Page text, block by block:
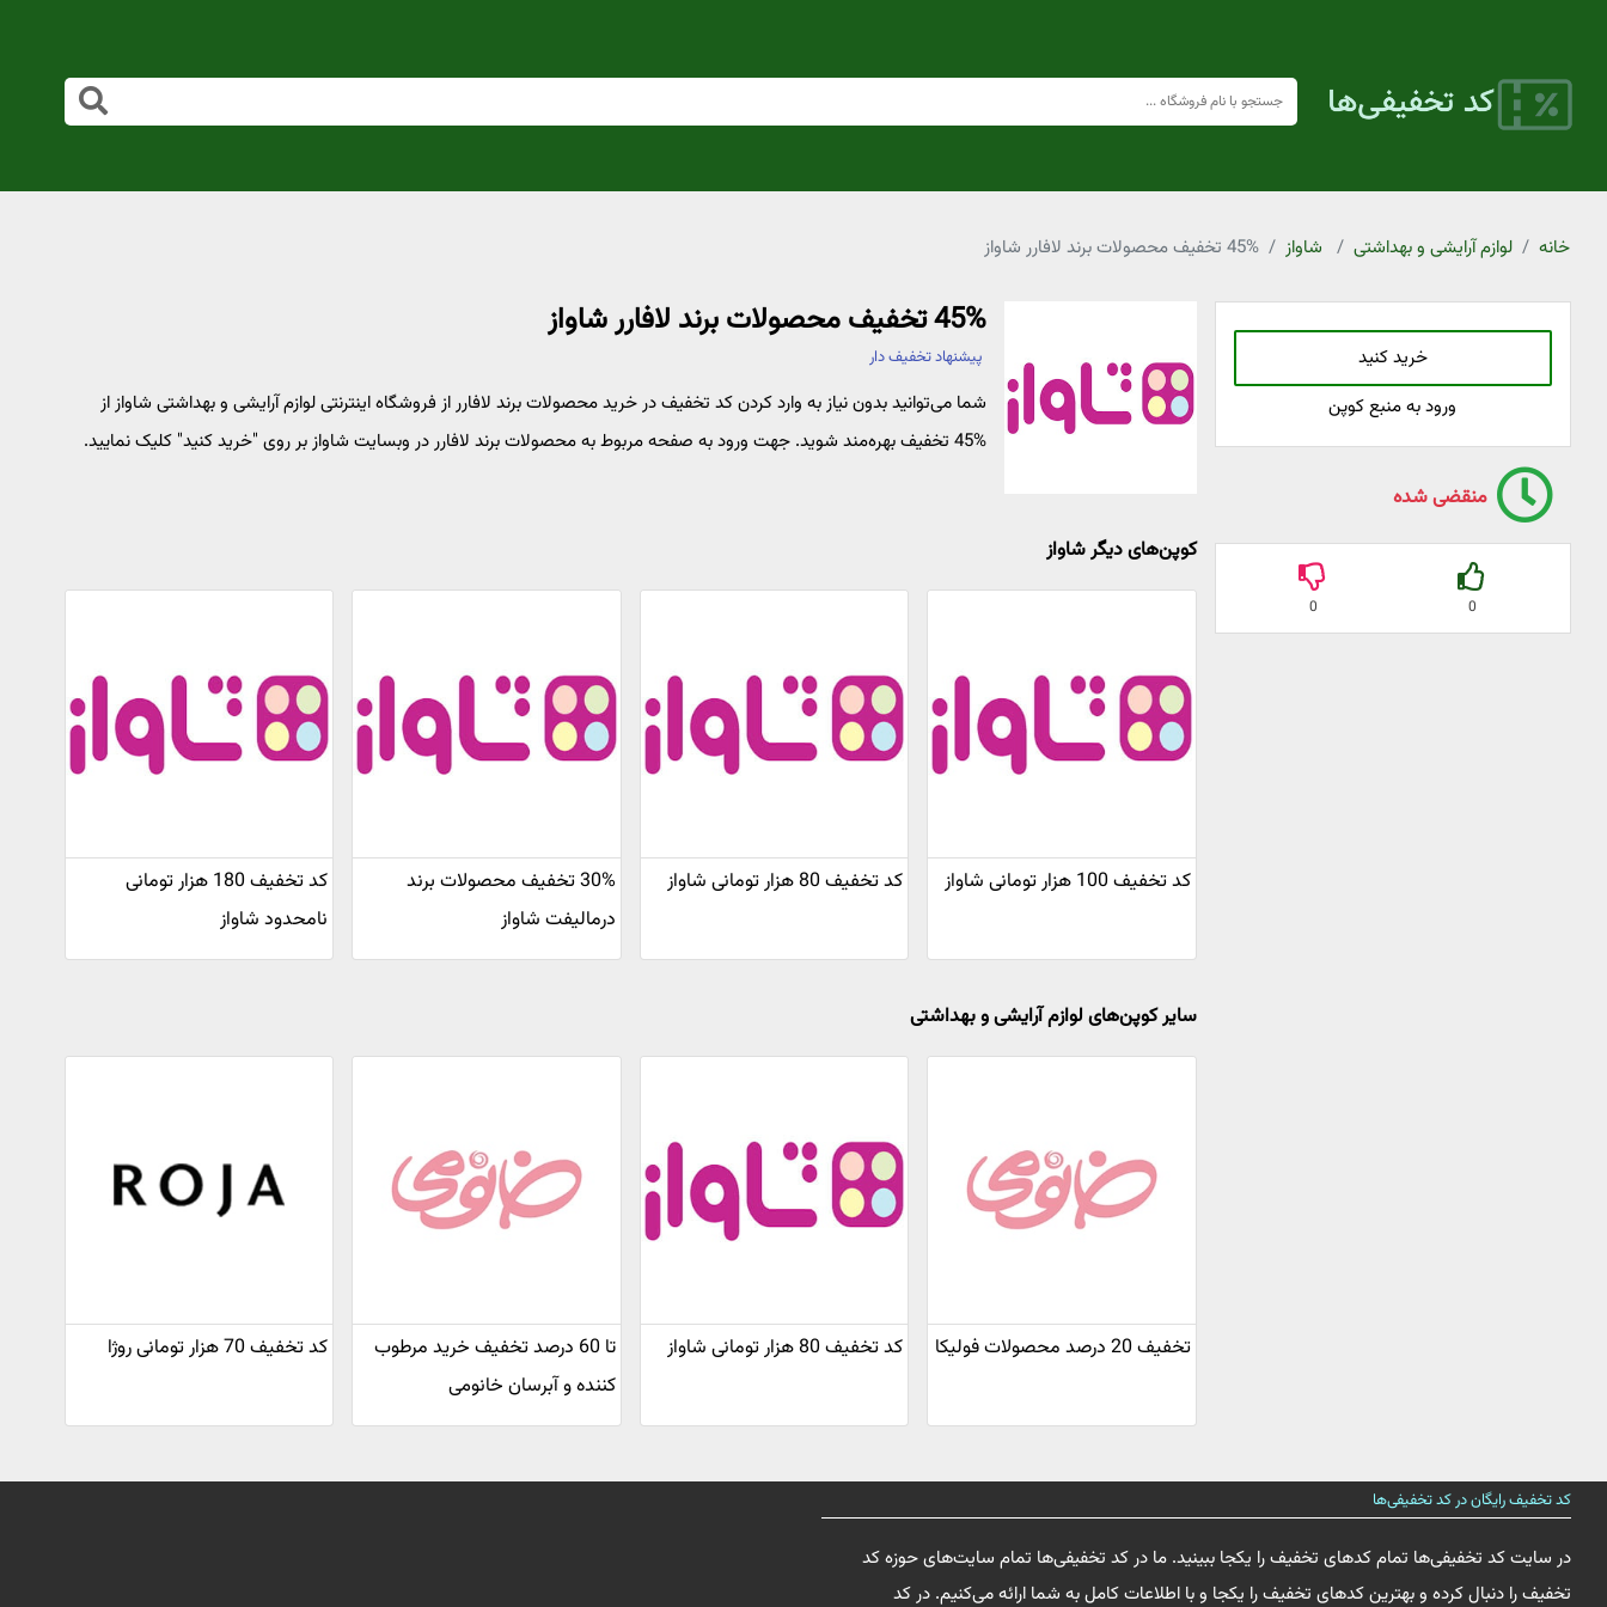
خانه لوازم آرایشی و بهداشتی شاواز 45% تخفیف محصولات برند لافارر شاواز
خرید کنید
ورود به منبع کوپن
منقضی شده
0
0
45% تخفیف محصولات برند لافارر شاواز
پیشنهاد تخفیف دار
شما می‌توانید بدون نیاز به وارد کردن کد تخفیف در خرید محصولات برند لافارر از فروشگاه اینترنتی لوازم آرایشی و بهداشتی شاواز از
%45 تخفیف بهره‌مند شوید. جهت ورود به صفحه مربوط به محصولات برند لافارر در وبسایت شاواز بر روی "خرید کنید" کلیک نمایید.
کوپن‌های دیگر شاواز
کد تخفیف 100 هزار تومانی شاواز کد تخفیف 80 هزار تومانی شاواز
30% تخفیف محصولات برند
درمالیفت شاواز
کد تخفیف 180 هزار تومانی
نامحدود شاواز
سایر کوپن‌های لوازم آرایشی و بهداشتی
تخفیف 20 درصد محصولات فولیکا کد تخفیف 80 هزار تومانی شاواز
تا 60 درصد تخفیف خرید مرطوب
کننده و آبرسان خانومی
کد تخفیف 70 هزار تومانی روژا
کد تخفیف رایگان در کد تخفیفی‌ها
در سایت کد تخفیفی‌ها تمام کدهای تخفیف را یکجا ببینید. ما در کد تخفیفی‌ها تمام سایت‌های حوزه کد
تخفیف را دنبال کرده و بهترین کدهای تخفیف را یکجا و با اطلاعات کامل به شما ارائه می‌کنیم. در کد